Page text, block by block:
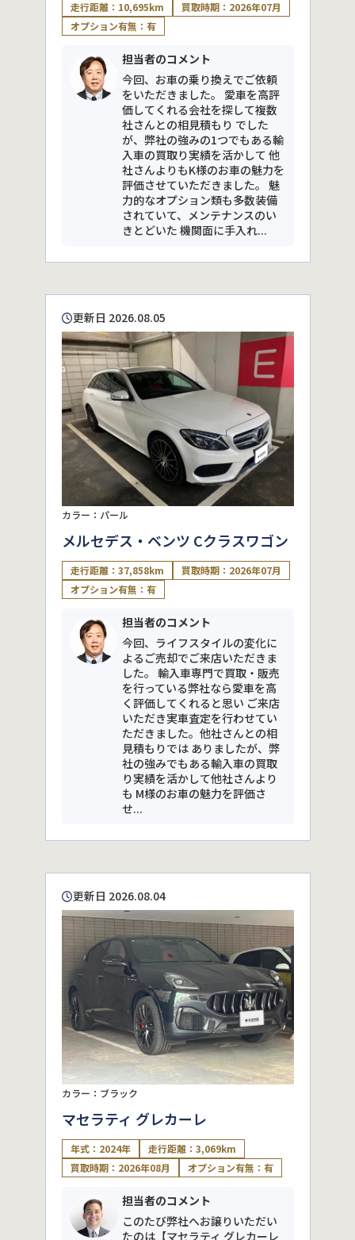
走行距離：10,695km
買取時期：2026年07月
オプション有無：有
担当者のコメント
今回、お車の乗り換えでご依頼
をいただきました。 愛車を高評
価してくれる会社を探して複数
社さんとの相見積もり でした
が、弊社の強みの1つでもある輸
入車の買取り実績を活かして 他
社さんよりもK様のお車の魅力を
評価させていただきました。 魅
力的なオプション類も多数装備
されていて、メンテナンスのい
きとどいた 機関面に手入れ...
更新日 2026.08.05
カラー：パール
メルセデス・ベンツ Cクラスワゴン
走行距離：37,858km
買取時期：2026年07月
オプション有無：有
担当者のコメント
今回、ライフスタイルの変化に
よるご売却でご来店いただきま
した。 輸入車専門で買取・販売
を行っている弊社なら愛車を高
く評価してくれると思い ご来店
いただき実車査定を行わせてい
ただきました。他社さんとの相
見積もりでは ありましたが、弊
社の強みでもある輸入車の買取
り実績を活かして他社さんより
も M様のお車の魅力を評価さ
せ...
更新日 2026.08.04
カラー：ブラック
マセラティ グレカーレ
年式：2024年
走行距離：3,069km
買取時期：2026年08月
オプション有無：有
担当者のコメント
このたび弊社へお譲りいただい
たのは【マセラティ グレカーレ